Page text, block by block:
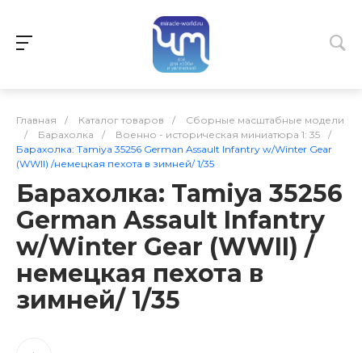
Главная / Каталог товаров /
Сборные масштабные модели
/
Барахолка / Военно - историческая миниатюра 1: 35
/
Барахолка: Tamiya 35256 German Assault Infantry w/Winter Gear
(WWII) /немецкая пехота в зимней/ 1/35
Барахолка: Tamiya 35256
German Assault Infantry
w/Winter Gear (WWII) /
немецкая пехота в
зимней/ 1/35